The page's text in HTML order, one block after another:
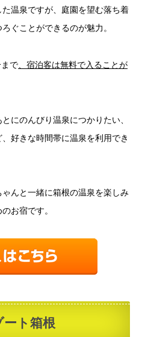
温泉ですが、庭園を望む落ち着
ぐことができるのが魅力。
で 、宿泊客は無料で入ることが
にのんびり温泉につかりたい、
好きな時間帯に温泉を利用でき
んと一緒に箱根の温泉を楽しみ
お宿です。
ート箱根